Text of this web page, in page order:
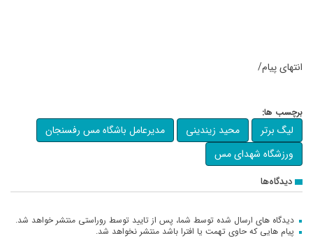
انتهای پیام/
برچسب ها:
لیگ برتر محید زیندینی
مدیرعامل باشگاه مس رفسنجان
ورزشگاه شهدای مس
دیدگاه‌ها
دیدگاه های ارسال شده توسط شما، پس از تایید توسط روراستی منتشر خواهد شد.
پیام هایی که حاوی تهمت یا افترا باشد منتشر نخواهد شد.